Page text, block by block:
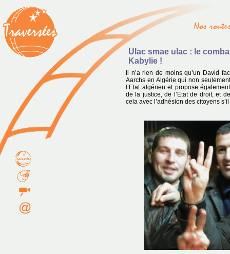
Ulac smae ulac : le
Kabylie !
Il n’a rien de moins qu’un David
Aarchs en Algérie qui non
l’Etat algérien et propose
de la justice, de l’Etat de droit, et
cela avec l’adhésion des citoyens